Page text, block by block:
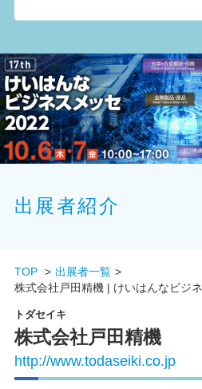
出展者紹介
TOP
出展者一覧
株式会社戸田精機 | けいはんなビジ
トダセイキ
株式会社戸田精機
http://www.todaseiki.co.jp